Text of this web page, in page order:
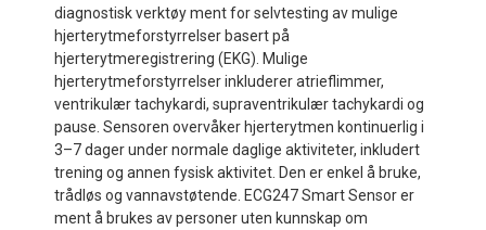
diagnostisk verktøy ment for selvtesting av mulige
hjerterytmeforstyrrelser basert på
hjerterytmeregistrering (EKG). Mulige
hjerterytmeforstyrrelser inkluderer atrieflimmer,
ventrikulær tachykardi, supraventrikulær tachykardi og
pause. Sensoren overvåker hjerterytmen kontinuerlig i
3–7 dager under normale daglige aktiviteter, inkludert
trening og annen fysisk aktivitet. Den er enkel å bruke,
trådløs og vannavstøtende. ECG247 Smart Sensor er
ment å brukes av personer uten kunnskap om